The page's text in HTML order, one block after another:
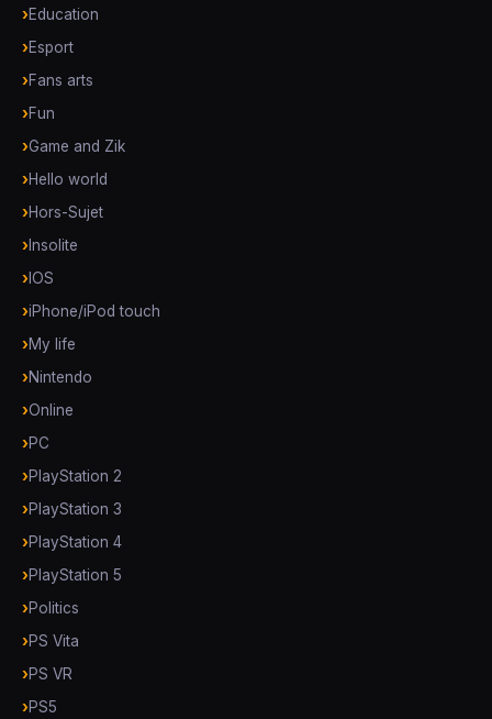
Education
Esport
Fans arts
Fun
Game and Zik
Hello world
Hors-Sujet
Insolite
IOS
iPhone/iPod touch
My life
Nintendo
Online
PC
PlayStation 2
PlayStation 3
PlayStation 4
PlayStation 5
Politics
PS Vita
PS VR
PS5